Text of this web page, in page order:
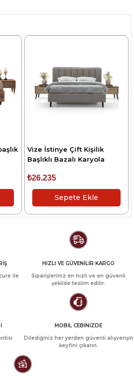
Vize İstinye Çift Kişilik
Başlıklı Bazalı Karyola
₺26.235
Sepete Ekle
ile
HIZLI VE GÜVENİLİR KARGO
Siparişleriniz en hızlı ve en güvenli
şekilde teslim edilir.
MOBİL CEBİNİZDE
Dilediğiniz her yerden güvenli alışverişin
keyfini çıkarın.